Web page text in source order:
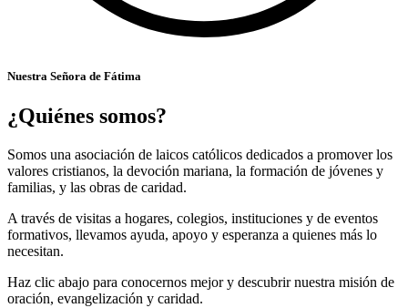
Nuestra Señora de Fátima
¿Quiénes somos?
Somos una asociación de laicos católicos dedicados a promover los
valores cristianos, la devoción mariana, la formación de jóvenes y
familias, y las obras de caridad.
A través de visitas a hogares, colegios, instituciones y de eventos
formativos, llevamos ayuda, apoyo y esperanza a quienes más lo
necesitan.
Haz clic abajo para conocernos mejor y descubrir nuestra misión de
oración, evangelización y caridad.